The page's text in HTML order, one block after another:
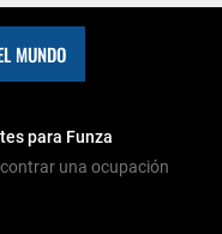
MUNDO
para Funza
una ocupación